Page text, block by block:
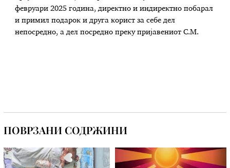
февруари 2025 година, директно и индиректно побарал
и примил подарок и друга корист за себе дел
непосредно, а дел посредно преку пријавениот С.М.
ПОВРЗАНИ СОДРЖИНИ